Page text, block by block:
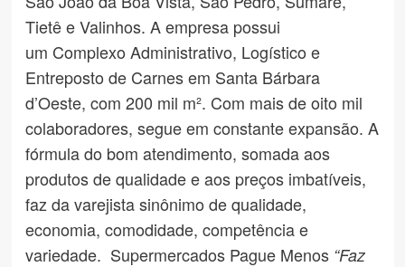
Tietê e Valinhos. A empresa possui
um Complexo Administrativo, Logístico e
Entreposto de Carnes em Santa Bárbara
d’Oeste, com 200 mil m². Com mais de oito mil
colaboradores, segue em constante expansão. A
fórmula do bom atendimento, somada aos
produtos de qualidade e aos preços imbatíveis,
faz da varejista sinônimo de qualidade,
economia, comodidade, competência e
variedade. Supermercados Pague Menos “Faz